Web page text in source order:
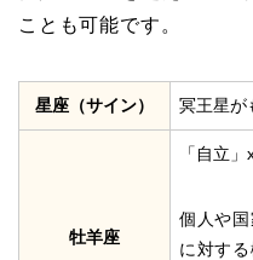
ことも可能です。
星座（サイン） 冥王星が
牡羊座
「自立」
個人や
に対す